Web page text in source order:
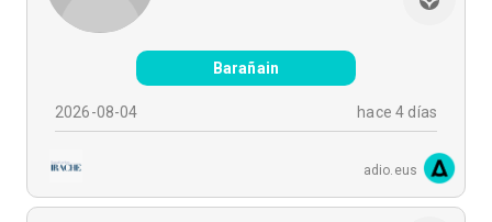
Barañain
2026-08-04 hace 4 días
adio.eus